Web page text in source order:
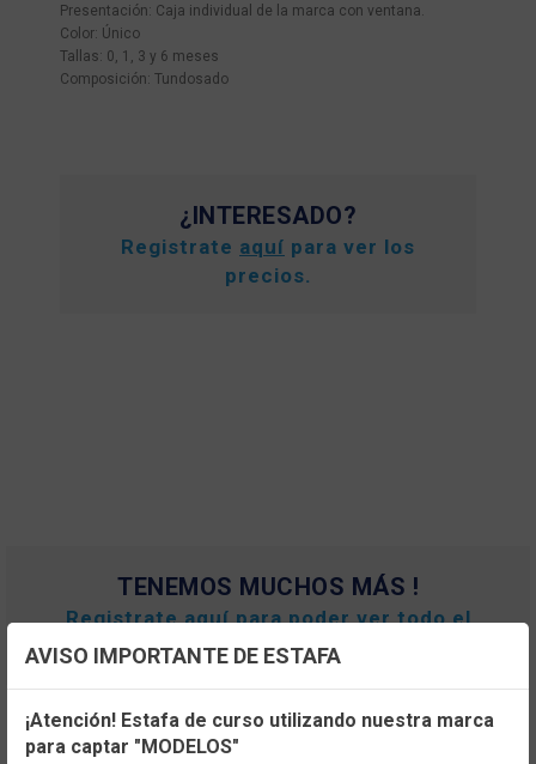
Presentación: Caja individual de la marca con ventana.
Color: Único
Tallas: 0, 1, 3 y 6 meses
Composición: Tundosado
¿INTERESADO?
Registrate aquí para ver los
precios.
TENEMOS MUCHOS MÁS !
Registrateaquípara poder ver todo el
contenido y los precios.
Configuración de cookies
Utilizamos cookies propias y de terceros, de sesión o
AVISO IMPORTANTE DE ESTAFA
¡Atención! Estafa de curso utilizando nuestra marca
para captar "MODELOS"